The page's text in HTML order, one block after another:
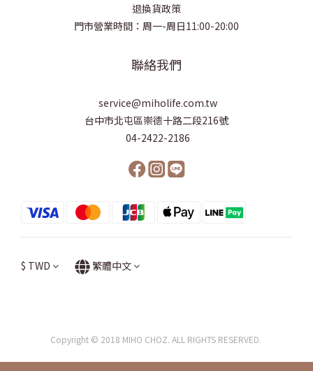
退換貨政策
門市營業時間：周一-周日11:00-20:00
聯絡我們
service@miholife.com.tw
台中市北屯區崇德十路二段216號
04-2422-2186
$ TWD 繁體中文
Copyright © 2018 MIHO CHOZ. ALL RIGHTS RESERVED.